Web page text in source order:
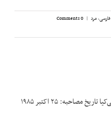
فارسی,مرد |
0 Comments
روایت‌کننده: تیمسار سپهبد حاج‌علی‌کیا تاریخ مصاحبه: ۲۵ اکتبر ۱۹۸۵